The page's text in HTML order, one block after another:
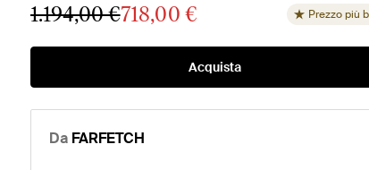
1.194,00 €718,00 € Prezzo più
Acquista
Da FARFETCH